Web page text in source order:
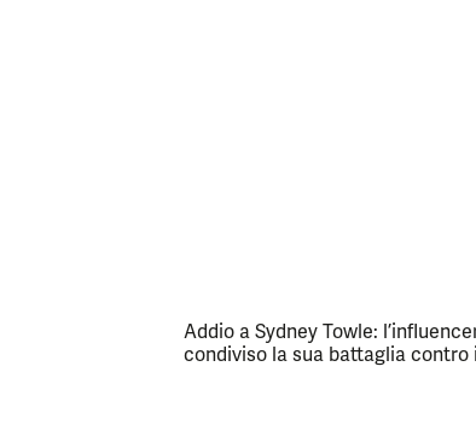
Addio a Sydney Towle:
condiviso la sua battaglia contro